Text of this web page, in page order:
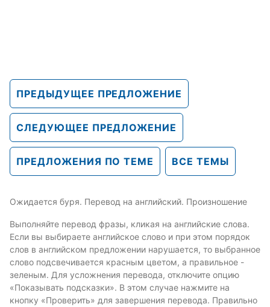
ПРЕДЫДУЩЕЕ ПРЕДЛОЖЕНИЕ
СЛЕДУЮЩЕЕ ПРЕДЛОЖЕНИЕ
ПРЕДЛОЖЕНИЯ ПО ТЕМЕ ВСЕ ТЕМЫ
Ожидается буря. Перевод на английский. Произношение
Выполняйте перевод фразы, кликая на английские слова.
Если вы выбираете английское слово и при этом порядок
слов в английском предложении нарушается, то выбранное
слово подсвечивается красным цветом, а правильное -
зеленым. Для усложнения перевода, отключите опцию
«Показывать подсказки». В этом случае нажмите на
кнопку «Проверить» для завершения перевода. Правильно